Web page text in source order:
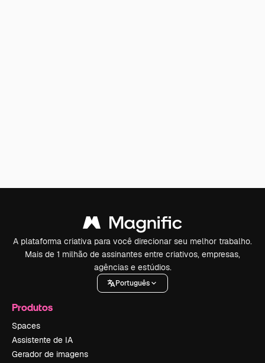
A plataforma criativa para você direcionar seu melhor trabalho.
Mais de 1 milhão de assinantes entre criativos, empresas,
agências e estúdios.
Português
Produtos
Spaces
Assistente de IA
Gerador de imagens